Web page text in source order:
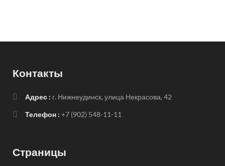
Контакты
Адрес : г. Нижнеудинск, улица Некрасова, 42
Телефон : +7 (902) 548-11-11
Страницы